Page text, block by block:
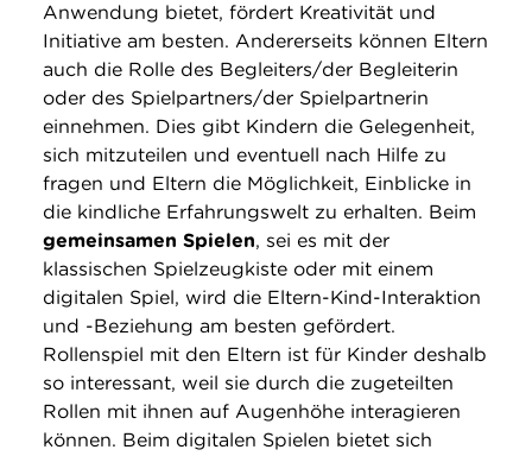
Anwendung bietet, fördert Kreativität und
Initiative am besten. Andererseits können Eltern
auch die Rolle des Begleiters/der Begleiterin
oder des Spielpartners/der Spielpartnerin
einnehmen. Dies gibt Kindern die Gelegenheit,
sich mitzuteilen und eventuell nach Hilfe zu
fragen und Eltern die Möglichkeit, Einblicke in
die kindliche Erfahrungswelt zu erhalten. Beim
gemeinsamen Spielen, sei es mit der
klassischen Spielzeugkiste oder mit einem
digitalen Spiel, wird die Eltern-Kind-Interaktion
und -Beziehung am besten gefördert.
Rollenspiel mit den Eltern ist für Kinder deshalb
so interessant, weil sie durch die zugeteilten
Rollen mit ihnen auf Augenhöhe interagieren
können. Beim digitalen Spielen bietet sich